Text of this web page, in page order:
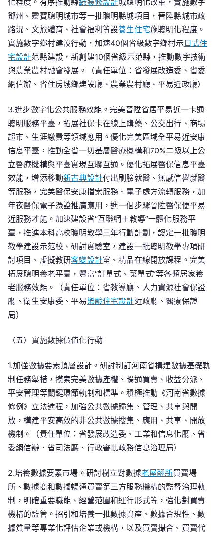
化程度。有序推動縣綠裝修設計城聰明化改革，實施數字
鄧州、靈寶聰明城市等一批聰明縣城項目，晉陞縣城市政
路況、文旅體育、社會福利等設養生住宅施聰明化程度。
實施數字鄉村建設行動，加速40個省級數字鄉村示 日式住
宅設計范縣建設，新創建10個省級示范縣，推動數字技術
與農業農村融會發展。（責任單位：省發展改造委、省委
網信辦、省住房城鄉建設廳、農業農村廳、平易近政廳）
3.進步數字化公共服務效能。完美晉陞省居平易近一卡通
聰明服務平臺，拓展社保卡在線上購藥、公交出行、商場
超市、生涯繳費等領域應用。優化完美區域全平易近安康
信息平臺，推動全省一切基層醫療機構和70%二級以上公
立醫療機構與平臺實現互聯互通。優化拓展醫保信息平臺
效能，增添移動新古典設計付出刷臉就醫、無感信譽就醫
等服務，完美醫保安康檔案服務、電子處方流轉服務，加
年夜醫保電子憑證推廣應用，進一個步驟晉陞醫保便平易
近服務才能。加速建設省“互聯網＋教導”一體化服務平
臺，推進本科高校聰明教學三年行動計劃，認定一批聰明
教學建設示范校、研討實驗室，建設一批聰明教學專項研
討項目、虛擬教研客變設計室、精品在線開放課程。完美
拓展聰明養老平臺，豐富“訂單式、菜單式”等各類居家養
老服務效能。（責任單位：省教導廳、人力資源社會保證
廳、衛生安康委、平易樂齡住宅設計近政廳、醫療保證
局）
（五）實施數據價值化行動
1.加強數據要素頂層設計。研討制訂河南省構建數據基礎軌
制任務舉措，摸索完美數據產權、暢通買賣、收益分派、
平安管理等關鍵環節軌制和標準。積極推動《河南省數據
條例》立法進程，加強公共數據歸集、管理、共享與開
放，構建平安高效的非公共數據搜集、應用、共享、開放
機制。（責任單位：省發展改造委、工業和信息化廳、省
委網信辦、省司法廳、行政審批政務信息治理局）
2.培養數據要素市場。研討樹立對數據老屋翻新買賣場
所、數據商和數據暢通買賣第三方服務機構的監督治理軌
制，明確重要職能、經營范圍和運行形式等，強化對買賣
機構的監管。招引和培養一批數據資產、數據合規性、數
據質量等專業化評估企業或機構，以及買賣撮合、買賣代